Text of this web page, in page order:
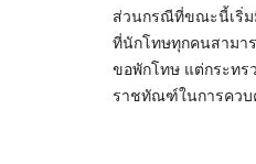
ส่วนกรณีที่ขณะนี้เริ่ม
ที่นักโทษทุกคนสามา
ขอพักโทษ แต่กระทร
ราชทัณฑ์ในการควบ